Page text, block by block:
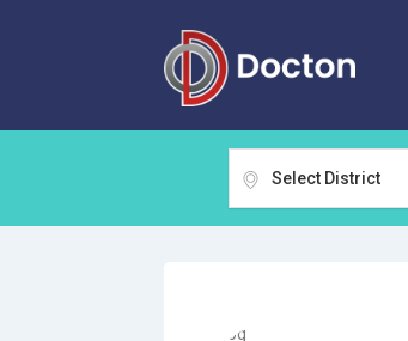
Select District